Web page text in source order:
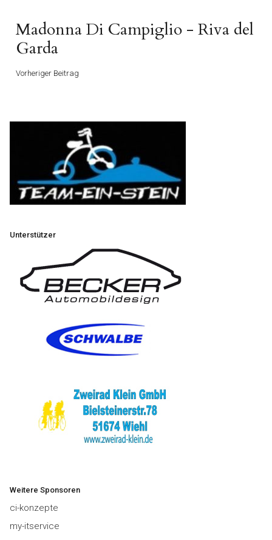
Vorheriger
Beitrag
Madonna Di Campiglio - Riva del
Garda
Vorheriger Beitrag
Unterstützer
Weitere Sponsoren
ci-konzepte
my-itservice